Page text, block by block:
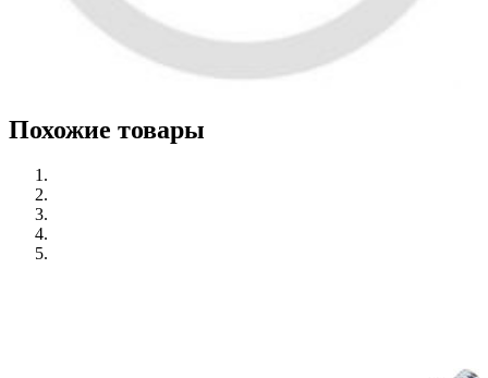
Похожие товары